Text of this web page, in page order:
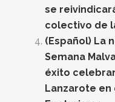
se
colectivo de
(Español) La
Semana
éxito
Lanzarote en